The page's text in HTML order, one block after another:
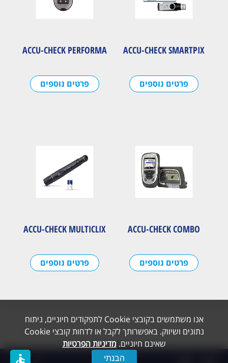
אנו משתמשים בקובצי Cookie לתפקודים חיוניים, ניתוח
נתונים ושיווק. באפשרותך לקבל או לדחות קובצי Cookie
שאינם חיוניים. מדיניות הפרטיות
הבנתי
ACCU-CHECK SMARTPIX
פרטים נוספים
ACCU-CHECK PERFORMA
פרטים נוספים
ACCU-CHECK COMBO
פרטים נוספים
ACCU-CHECK MULTICLIX
פרטים נוספים
accessible